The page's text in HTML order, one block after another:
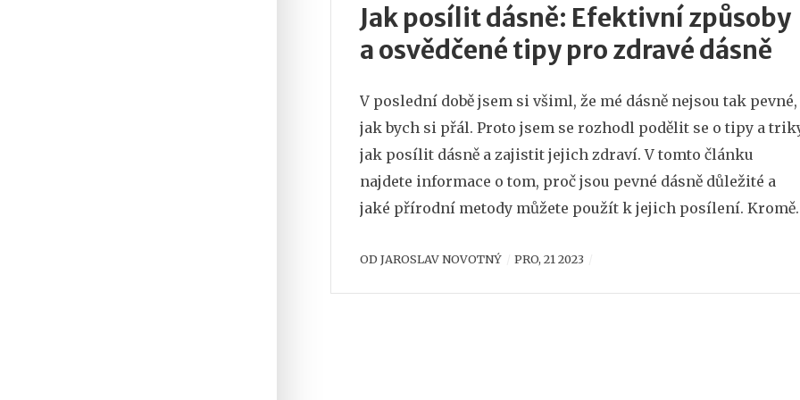
Jak posílit dásně: Efektivní způsoby
a osvědčené tipy pro zdravé dásně
V poslední době jsem si všiml, že mé dásně nejsou tak pevné,
jak bych si přál. Proto jsem se rozhodl podělit se o tipy a
jak posílit dásně a zajistit jejich zdraví. V tomto článku
najdete informace o tom, proč jsou pevné dásně důležité a
jaké přírodní metody můžete použít k jejich posílení. Kromě
návod, jak správně pečovat o ústní dutinu. Pojďme společně
objevit, jak si můžeme udržet dásně v co nejlepší formě!
OD JAROSLAV NOVOTNÝ PRO, 21 2023